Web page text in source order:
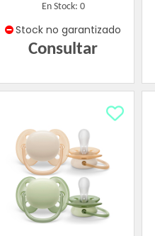
En Stock: 0
Stock no garantizado
Consultar